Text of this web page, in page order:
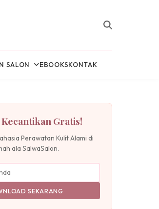
SALON EBOOKSKONTAK
Gratis!
Perawatan Kulit Alami di
ala SalwaSalon.
SEKARANG